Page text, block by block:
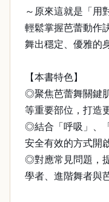
～原來這就是「用
輕鬆掌握芭蕾動作
舞出穩定、優雅的
【本書特色】
◎聚焦芭蕾舞關鍵
等重要部位，打造
◎結合「呼吸」、
安全有效的方式開
◎對應常見問題，
學者、進階舞者與